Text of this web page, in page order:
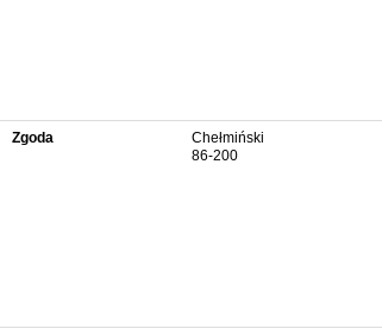
Zgoda
Chełmiński
86-200